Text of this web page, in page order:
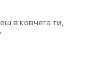
в ковчега ти,